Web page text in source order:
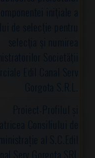
iniţiale a
de selecţie pentru
selecţia şi numirea
Societăţii
Edil Canal Serv
Gorgota S.R.L.
Proiect-Profilul și
Consiliului de
al S.C.Edil
Serv Gorgota SRL